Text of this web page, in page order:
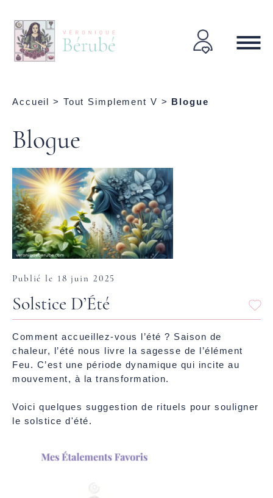
Accueil > Tout Simplement V > Blogue
Blogue
Publié le 18 juin 2025
Solstice D’Été
Comment accueillez-vous l’été ? Saison de
chaleur, l’été nous livre la sagesse de l’élément
Feu. C’est une période dynamique qui incite au
mouvement, à la transformation.
Voici quelques suggestion de rituels pour souligner
le solstice d'été.